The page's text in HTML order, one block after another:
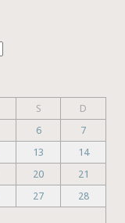
S
D
6
7
13
14
20
21
27
28